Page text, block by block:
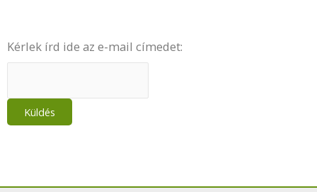
Kérlek írd ide az e-mail címedet: